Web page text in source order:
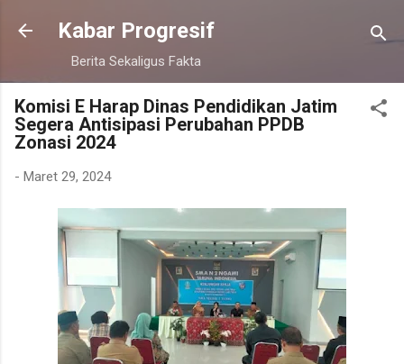
Langsung ke konten utama
Kabar Progresif
Berita Sekaligus Fakta
Komisi E Harap Dinas Pendidikan Jatim
Segera Antisipasi Perubahan PPDB
Zonasi 2024
- Maret 29, 2024